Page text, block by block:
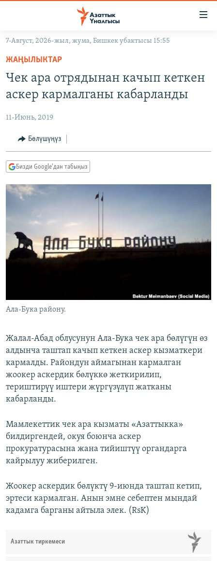
Навигацияга
өтүңүз
Издөөгө
салыңызКЫРГЫЗСТАН
ЭКОНОМИКА
МАДАНИЯТ
БОРБОР АЗИЯ
УКРАИНА
АТАЙЫН ИЛИКТӨӨ
ТВ ПРОГРАММАЛАР
ЭКСПЕРТТЕР ТАЛДАЙТ
БИЗ ЖАНА ДҮЙНӨ
АЗАТТЫК+
ЫҢГАЙСЫЗ СУРООЛОР
ӨЗГӨЧӨ ПИКИР
Русский
7-Август, 2026-жыл, жума, Бишкек убактысы 15:55
ЖАҢЫЛЫКТАР
Чек ара отрядынан качып кеткен
аскер кармалганы кабарланды
11-Июнь, 2019
Бөлүшүңүз
Бизди Google'дан табыңыз
Ала-Бука району.
Жалал-Абад облусунун Ала-Бука чек ара бөлүгүн өз
алдынча таштап качып кеткен аскер кызматкери
кармалды. Райондун аймагынан кармалган
жоокер аскердик бөлүккө жеткирилип,
териштирүү иштери жүргүзүлүп жатканы
кабарланды.
Мамлекеттик чек ара кызматы «Азаттыкка»
билдиргендей, окуя боюнча аскер
прокуратурасына жана тийиштүү органдарга
кайрылуу жиберилген.
Жоокер аскердик бөлүктү 9-июнда таштап кетип,
эртеси кармалган. Анын эмне себептен мындай
кадамга барганы айтыла элек. (RsK)
Азаттык тиркемеси